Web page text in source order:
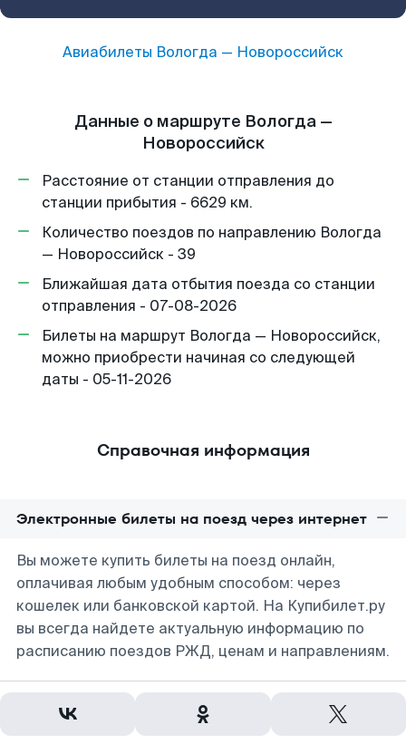
Авиабилеты Вологда — Новороссийск
Данные о маршруте Вологда —
Новороссийск
Расстояние от станции отправления до
станции прибытия - 6629 км.
Количество поездов по направлению Вологда
— Новороссийск - 39
Ближайшая дата отбытия поезда со станции
отправления - 07-08-2026
Билеты на маршрут Вологда — Новороссийск,
можно приобрести начиная со следующей
даты - 05-11-2026
Справочная информация
Электронные билеты на поезд через интернет
Вы можете купить билеты на поезд онлайн,
оплачивая любым удобным способом: через
кошелек или банковской картой. На Купибилет.ру
вы всегда найдете актуальную информацию по
расписанию поездов РЖД, ценам и направлениям.